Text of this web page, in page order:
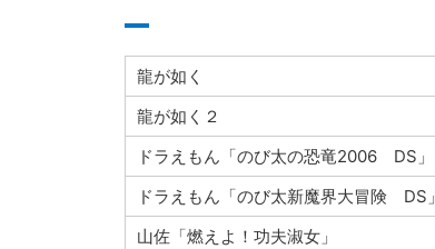
龍が如く
龍が如く２
ドラえもん「のび太の恐竜2006 DS」
ドラえもん「のび太新魔界大冒険 DS」
山佐「燃えよ！功夫淑女」